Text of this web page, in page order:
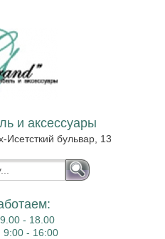
и аксессуары
Исетсткий бульвар, 13
9.00 - 18.00
9:00 - 16:00